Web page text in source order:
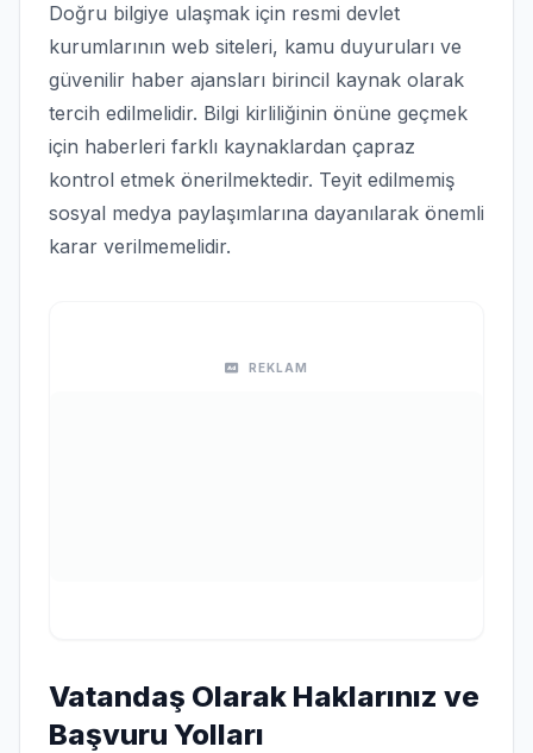
Doğru bilgiye ulaşmak için resmi devlet
kurumlarının web siteleri, kamu duyuruları ve
güvenilir haber ajansları birincil kaynak olarak
tercih edilmelidir. Bilgi kirliliğinin önüne geçmek
için haberleri farklı kaynaklardan çapraz
kontrol etmek önerilmektedir. Teyit edilmemiş
sosyal medya paylaşımlarına dayanılarak önemli
karar verilmemelidir.
REKLAM
Vatandaş Olarak Haklarınız ve
Başvuru Yolları